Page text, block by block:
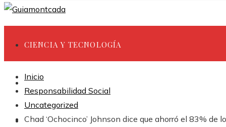
CIENCIA Y TECNOLOGÍA
INVERSIONES Y NEGOCIOS
CULTURA Y OCIO
Inicio
Responsabilidad Social
Uncategorized
Chad ‘Ochocinco’ Johnson dice que ahorró el 83%